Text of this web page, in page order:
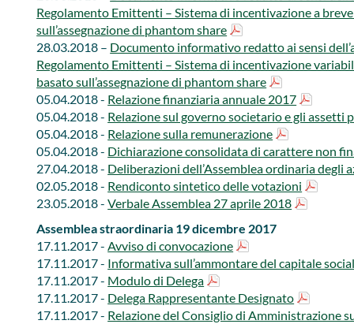
Regolamento Emittenti – Sistema di incentivazione a
sull’assegnazione di phantom share​
28.03.2018 –​ Documento informativo redatto ai sensi
Regolamento Emittenti – Sistema di incentivazione
basato sull’assegnazione di phantom share
05.04.2018 -​ Relazione finanziaria annuale 2017
05.04.2018 - Relazione sul governo societario e gli assetti
05.04.2018 - Relazione sulla remunerazione
05.04.2018 -​ Dichiarazione consolidata di carattere non
​27.04.2018 - Deliberazioni dell’Assemblea ordinaria degli
​02.05.2018 -​​​ Rendiconto sintetico delle votazioni
23.05.2018 - ​​Verbale Assemblea 27 aprile 2018​​​
Assemblea straordinaria 19 dicembre 2017​​
17.11.2017 -Avviso di convocazione
17.11.2017 -​ Informativa sull’ammontare del capitale
17.11.2017 - Modulo di Delega
17.11.2017 - Delega Rappresentante Designato
17.11.2017 - Relazione del Consiglio di Amministrazione